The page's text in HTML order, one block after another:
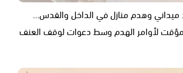
وهدم منازل في الداخل والقدس…
مؤقت لأوامر الهدم وسط دعوات لوقف العنف